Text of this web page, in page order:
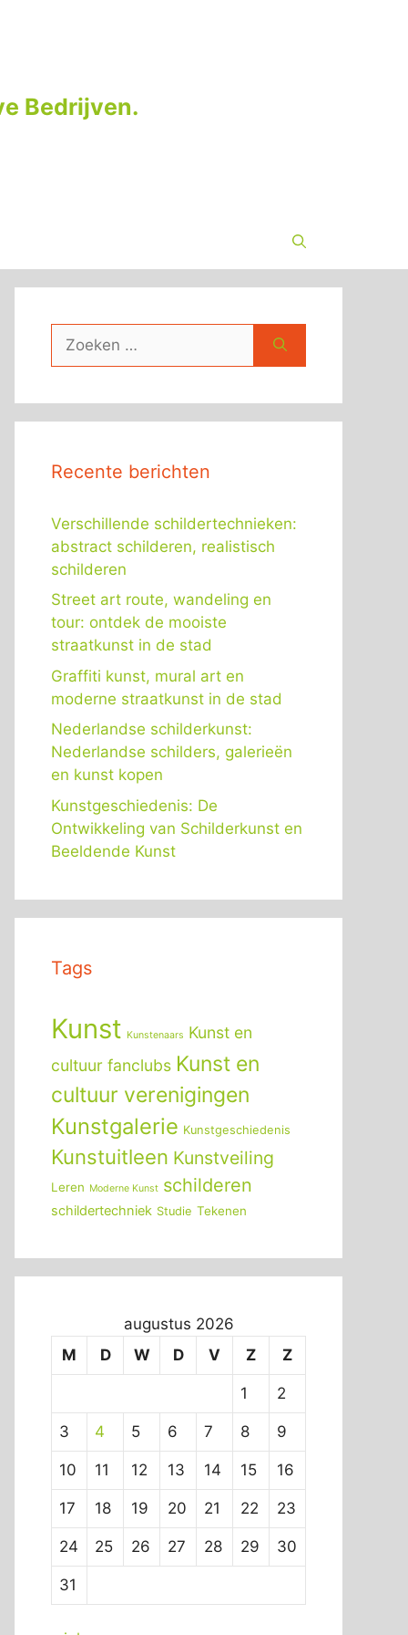
Bedrijven.
naar:
Recente berichten
Verschillende schildertechnieken:
abstract schilderen, realistisch
schilderen
Street art route, wandeling en
tour: ontdek de mooiste
straatkunst in de stad
Graffiti kunst, mural art en
moderne straatkunst in de stad
Nederlandse schilderkunst:
Nederlandse schilders, galerieën
en kunst kopen
Kunstgeschiedenis: De
Ontwikkeling van Schilderkunst en
Beeldende Kunst
Tags
Kunst Kunstenaars Kunst en
cultuur fanclubs Kunst en
cultuur verenigingen
Kunstgalerie Kunstgeschiedenis
Kunstuitleen Kunstveiling
Leren Moderne Kunst schilderen
schildertechniek Studie Tekenen
augustus 2026
M
D W D V Z Z
1 2
3 4 5 6 7 8 9
10 11 12 13 14 15 16
17 18 19 20 21 22 23
24 25 26 27 28 29 30
31